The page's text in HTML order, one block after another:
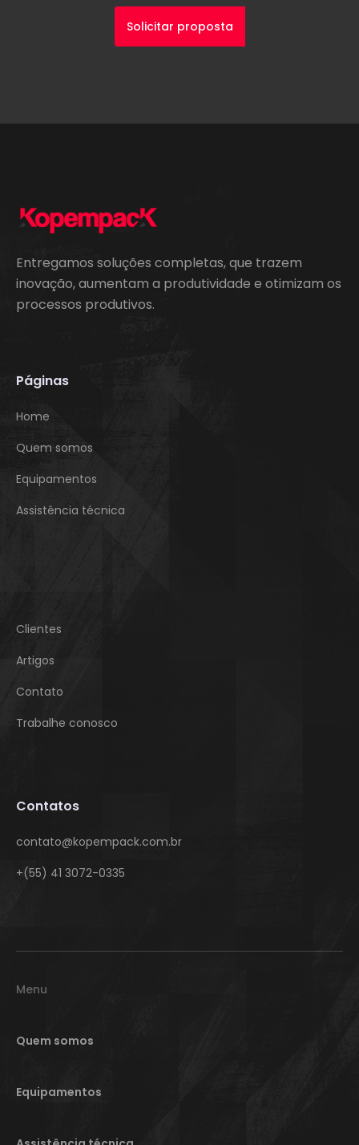
Solicitar proposta
Entregamos soluções completas, que trazem
inovação, aumentam a produtividade e otimizam os
processos produtivos.
Páginas
Home
Quem somos
Equipamentos
Assistência técnica
Clientes
Artigos
Contato
Trabalhe conosco
Contatos
contato@kopempack.com.br
+(55) 41 3072-0335
Menu
Quem somos
Equipamentos